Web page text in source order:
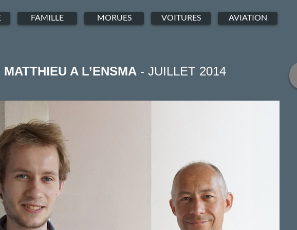
FAMILLE MORUES VOITURES AVIATION
MATTHIEU A L’ENSMA - JUILLET 2014